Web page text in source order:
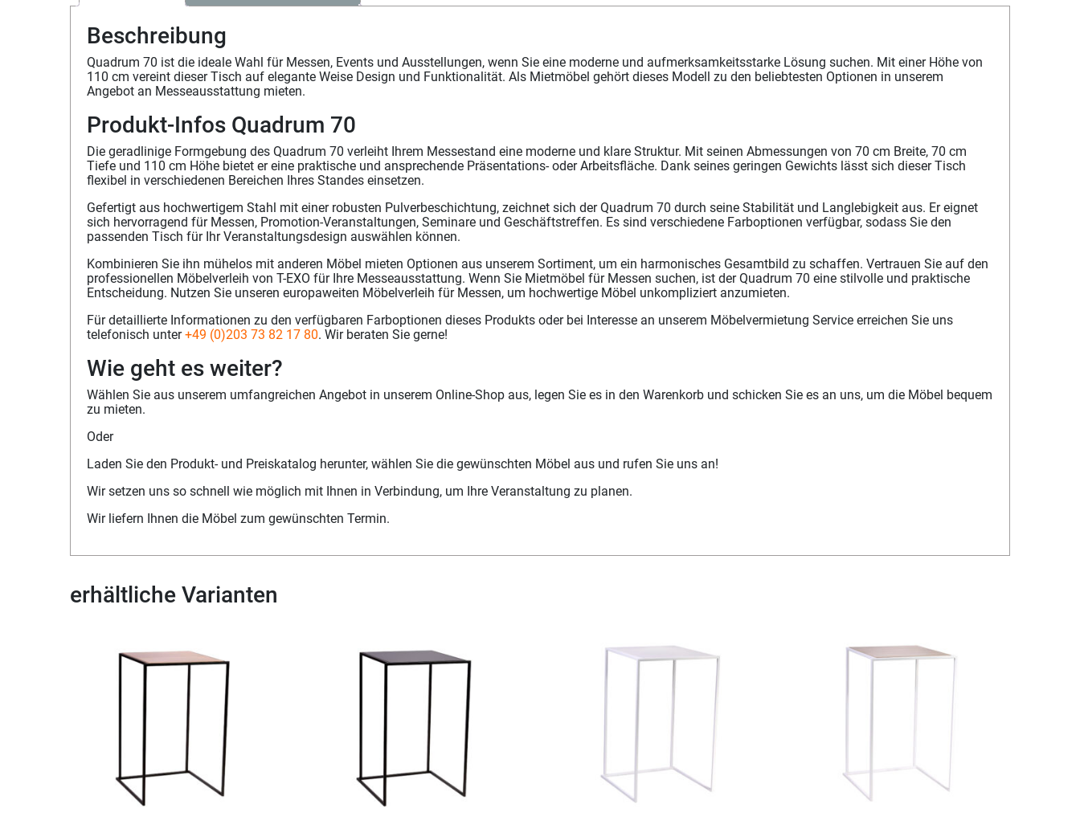
Beschreibung
Quadrum 70 ist die ideale Wahl für Messen, Events und Ausstellungen, wenn Sie eine moderne und aufmerksamkeitsstarke Lösung suchen. Mit einer Höhe von
110 cm vereint dieser Tisch auf elegante Weise Design und Funktionalität. Als Mietmöbel gehört dieses Modell zu den beliebtesten Optionen in unserem
Angebot an Messeausstattung mieten.
Produkt-Infos Quadrum 70
Die geradlinige Formgebung des Quadrum 70 verleiht Ihrem Messestand eine moderne und klare Struktur. Mit seinen Abmessungen von 70 cm Breite, 70 cm
Tiefe und 110 cm Höhe bietet er eine praktische und ansprechende Präsentations- oder Arbeitsfläche. Dank seines geringen Gewichts lässt sich dieser Tisch
flexibel in verschiedenen Bereichen Ihres Standes einsetzen.
Gefertigt aus hochwertigem Stahl mit einer robusten Pulverbeschichtung, zeichnet sich der Quadrum 70 durch seine Stabilität und Langlebigkeit aus. Er eignet
sich hervorragend für Messen, Promotion-Veranstaltungen, Seminare und Geschäftstreffen. Es sind verschiedene Farboptionen verfügbar, sodass Sie den
passenden Tisch für Ihr Veranstaltungsdesign auswählen können.
Kombinieren Sie ihn mühelos mit anderen Möbel mieten Optionen aus unserem Sortiment, um ein harmonisches Gesamtbild zu schaffen. Vertrauen Sie auf den
professionellen Möbelverleih von T-EXO für Ihre Messeausstattung. Wenn Sie Mietmöbel für Messen suchen, ist der Quadrum 70 eine stilvolle und praktische
Entscheidung. Nutzen Sie unseren europaweiten Möbelverleih für Messen, um hochwertige Möbel unkompliziert anzumieten.
Für detaillierte Informationen zu den verfügbaren Farboptionen dieses Produkts oder bei Interesse an unserem Möbelvermietung Service erreichen Sie uns
telefonisch unter+49 (0)203 73 82 17 80. Wir beraten Sie gerne!
Wie geht es weiter?
Wählen Sie aus unserem umfangreichen Angebot in unserem Online-Shop aus, legen Sie es in den Warenkorb und schicken Sie es an uns, um die Möbel bequem
zu mieten.
Oder
Laden Sie den Produkt- und Preiskatalog herunter, wählen Sie die gewünschten Möbel aus und rufen Sie uns an!
Wir setzen uns so schnell wie möglich mit Ihnen in Verbindung, um Ihre Veranstaltung zu planen.
Wir liefern Ihnen die Möbel zum gewünschten Termin.
erhältliche Varianten